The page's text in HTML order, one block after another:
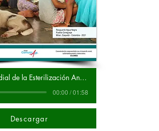
Día Mundial de la Esterilización Animal.
00:00 / 01:58
Descargar